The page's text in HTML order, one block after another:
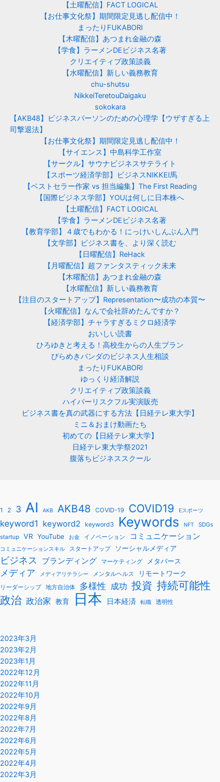
【土曜配信】FACT LOGICAL
【お仕事文化祭】期間限定見逃し配信中！
まったりFUKABORI
【木曜配信】あつまれ金融の森
【学食】ラーメンDEビジネス名著
クリエイティブ政策談義
【水曜配信】新しい義務教育
chu-shutsu
NikkeiTeretouDaigaku
sokokara
【AKB48】ビジネスパーソンのための心理学【ウザすぎる上
司撃退法】
【お仕事文化祭】期間限定見逃し配信中！
【サイエンス】中島科学工作室
【サークル】サウナビジネスサテライト
【スポーツ経済学部】ビジネスNIKKEI馬
【ベストセラー作家 vs 担当編集】The First Reading
【国際ビジネス学部】YOUは何しに日本株へ
【土曜配信】FACT LOGICAL
【学食】ラーメンDEビジネス名著
【教育学部】４歳でもわかる！にっけいしんぶん入門
【文学部】ビジネス書を、より深く読む
【日曜配信】ReHack
【月曜配信】超ファンタスティック未来
【木曜配信】あつまれ金融の森
【水曜配信】新しい義務教育
【注目のスタートアップ】Representation〜成功の本質〜
【火曜配信】なんで会社辞めたんですか？
【経済学部】チャラすぎるミクロ経済学
おいしい読書
ひろゆきと考える！高校生からの人生プラン
ぴらめきパンダのビジネス人生相談
まったりFUKABORI
ゆっくり経済解説
クリエイティブ政策談義
ハイパーリスクフル実演販売
ビジネス書を真の武器にする方法【日経テレ東大学】
ミニ＆おまけ動画たち
初めての【日経テレ東大学】
日経テレ東大学祭2021
腹落ちビジネススクール
1 2 3 AI AKB AKB48 COVID-19 COVID19 Eスポーツ
keyword1 keyword2 keyword3 Keywords NFT
SDGs
startup
VR YouTube お金 イノベーション コミュニケーション
コミュニケーションスキル スタートアップ ソーシャルメディア
ビジネス ブランディング マーケティング メタバース
メディア メディアリテラシー メンタルヘルス リモートワーク
リーダーシップ 地方自治体 多様性 成功 投資 持続可能性
政治 政治家 教育 日本 日本経済 転職 透明性
2023年3月
2023年2月
2023年1月
2022年12月
2022年11月
2022年10月
2022年9月
2022年8月
2022年7月
2022年6月
2022年5月
2022年4月
2022年3月